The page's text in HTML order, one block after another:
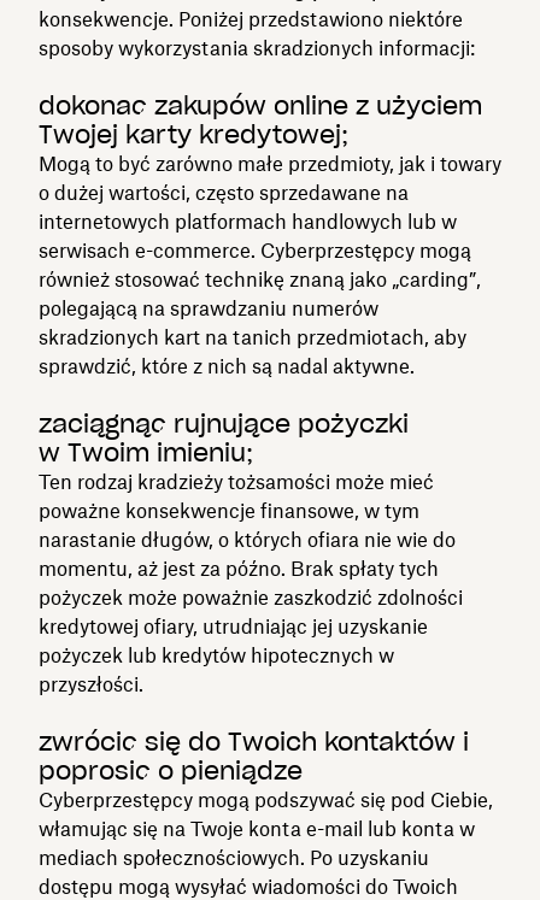
konsekwencje. Poniżej przedstawiono niektóre
sposoby wykorzystania skradzionych informacji:
dokonać zakupów online z użyciem
Twojej karty kredytowej;
Mogą to być zarówno małe przedmioty, jak i towary
o dużej wartości, często sprzedawane na
internetowych platformach handlowych lub w
serwisach e-commerce. Cyberprzestępcy mogą
również stosować technikę znaną jako „carding”,
polegającą na sprawdzaniu numerów
skradzionych kart na tanich przedmiotach, aby
sprawdzić, które z nich są nadal aktywne.
zaciągnąć rujnujące pożyczki
w Twoim imieniu;
Ten rodzaj kradzieży tożsamości może mieć
poważne konsekwencje finansowe, w tym
narastanie długów, o których ofiara nie wie do
momentu, aż jest za późno. Brak spłaty tych
pożyczek może poważnie zaszkodzić zdolności
kredytowej ofiary, utrudniając jej uzyskanie
pożyczek lub kredytów hipotecznych w
przyszłości.
zwrócić się do Twoich kontaktów i
poprosić o pieniądze
Cyberprzestępcy mogą podszywać się pod Ciebie,
włamując się na Twoje konta e-mail lub konta w
mediach społecznościowych. Po uzyskaniu
dostępu mogą wysyłać wiadomości do Twoich